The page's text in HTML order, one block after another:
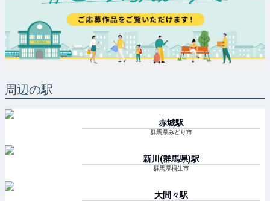
周辺の駅
赤城駅
群馬県みどり市
新川(群馬県)駅
群馬県桐生市
大間々駅